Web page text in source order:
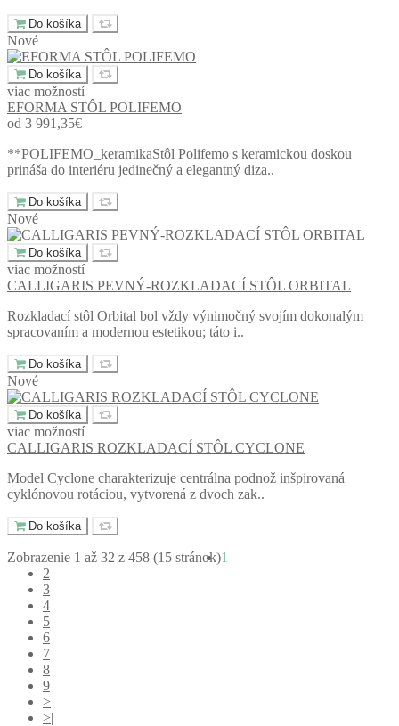
Do košíka
Nové
Do košíka
viac možností
EFORMA STÔL POLIFEMO
od 3 991,35€
**POLIFEMO_keramikaStôl Polifemo s keramickou doskou
prináša do interiéru jedinečný a elegantný diza..
Do košíka
Nové
Do košíka
viac možností
CALLIGARIS PEVNÝ-ROZKLADACÍ STÔL ORBITAL
Rozkladací stôl Orbital bol vždy výnimočný svojím dokonalým
spracovaním a modernou estetikou; táto i..
Do košíka
Nové
Do košíka
viac možností
CALLIGARIS ROZKLADACÍ STÔL CYCLONE
Model Cyclone charakterizuje centrálna podnož inšpirovaná
cyklónovou rotáciou, vytvorená z dvoch zak..
Do košíka
Zobrazenie 1 až 32 z 458 (15 stránok)1
2
3
4
5
6
7
8
9
>
>|